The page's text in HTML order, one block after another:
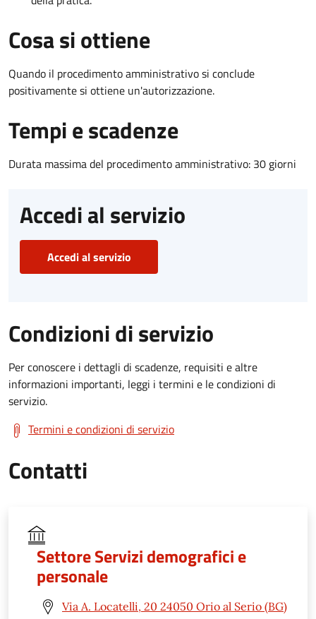
Cosa si ottiene
Quando il procedimento amministrativo si conclude
positivamente si ottiene un'autorizzazione.
Tempi e scadenze
Durata massima del procedimento amministrativo: 30 giorni
Accedi al servizio
Accedi al servizio
Condizioni di servizio
Per conoscere i dettagli di scadenze, requisiti e altre
informazioni importanti, leggi i termini e le condizioni di
servizio.
Termini e condizioni di servizio
Contatti
Settore Servizi demografici e
personale
Via A. Locatelli, 20 24050 Orio al Serio (BG)